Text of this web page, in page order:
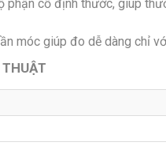
phận cố định thước, giúp
móc giúp đo dễ dàng chỉ